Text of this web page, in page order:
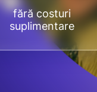
fără costuri
suplimentare